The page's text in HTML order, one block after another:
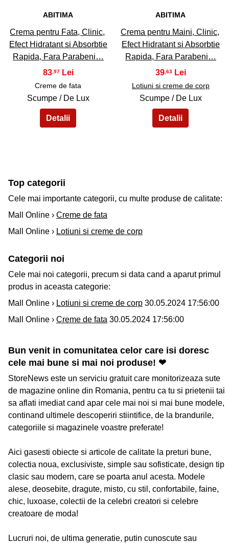
ABITIMA
Crema pentru Fata, Clinic,
Efect Hidratant si Absorbtie
Rapida, Fara Parabeni…
83 ,97
Creme de fata
Scumpe / De Lux
ABITIMA
Crema pentru Maini, Clinic,
Efect Hidratant si Absorbtie
Rapida, Fara Parabeni…
39,63
Lotiuni si creme de corp
Scumpe / De Lux
Top categorii
Cele mai importante categorii, cu multe produse de calitate:
Mall Online › Creme de fata
Mall Online › Lotiuni si creme de corp
Categorii noi
Cele mai noi categorii, precum si data cand a aparut primul
produs in aceasta categorie:
Mall Online › Lotiuni si creme de corp 30.05.2024 17:56:00
Mall Online › Creme de fata 30.05.2024 17:56:00
Bun venit in comunitatea celor care isi doresc
cele mai bune si mai noi produse! ❤
StoreNews este un serviciu gratuit care monitorizeaza sute
de magazine online din Romania, pentru ca tu si prietenii tai
sa aflati imediat cand apar cele mai noi si mai bune modele,
continand ultimele descoperiri stiintifice, de la brandurile,
categoriile si magazinele voastre preferate!
Aici gasesti obiecte si articole de calitate la preturi bune,
colectia noua, exclusiviste, simple sau sofisticate, design tip
clasic sau modern, care se poarta anul acesta. Modele
alese, deosebite, dragute, misto, cu stil, confortabile, faine,
chic, luxoase, colectii de la celebri creatori si celebre
creatoare de moda!
Lucruri noi, de ultima generatie, putin cunoscute sau